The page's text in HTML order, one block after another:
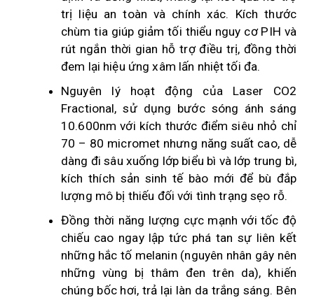
Laser điều trị nám da
Laser điều trị tàn nhang
Laser điều trị mụn cơm (mụn cóc)
Laser điều trị nốt ruồi
Laser điều trị sẹo lõm
Laser điều trị u tuyến mồ hôi
Laser điều trị u mềm lây
CHĂM SÓC DA
Chăm sóc da cơ bản
trị liệu an toàn và chính xác. Kích thước
chùm tia giúp giảm tối thiểu nguy cơ PIH và
rút ngắn thời gian hỗ trợ điều trị, đồng thời
đem lại hiệu ứng xâm lấn nhiệt tối đa.
Nguyên lý hoạt động của Laser CO2
Fractional, sử dụng bước sóng ánh sáng
10.600nm với kích thước điểm siêu nhỏ chỉ
70 – 80 micromet nhưng năng suất cao, dễ
dàng đi sâu xuống lớp biểu bì và lớp trung bì,
kích thích sản sinh tế bào mới để bù đắp
lượng mô bị thiếu đối với tình trạng sẹo rỗ.
Đồng thời năng lượng cực mạnh với tốc độ
chiếu cao ngay lập tức phá tan sự liên kết
những hắc tố melanin (nguyên nhân gây nên
những vùng bị thâm đen trên da), khiến
chúng bốc hơi, trả lại làn da trắng sáng. Bên